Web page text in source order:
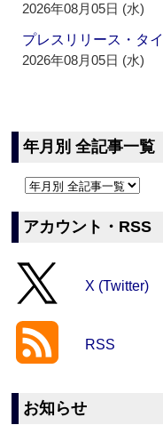
2026年08月05日 (水)
プレスリリース・タ
2026年08月05日 (水)
年月別 全記事一覧
アカウント・RSS
X (Twitter)
RSS
お知らせ